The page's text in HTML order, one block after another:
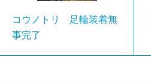
コウノトリ 足輪装着無
事完了